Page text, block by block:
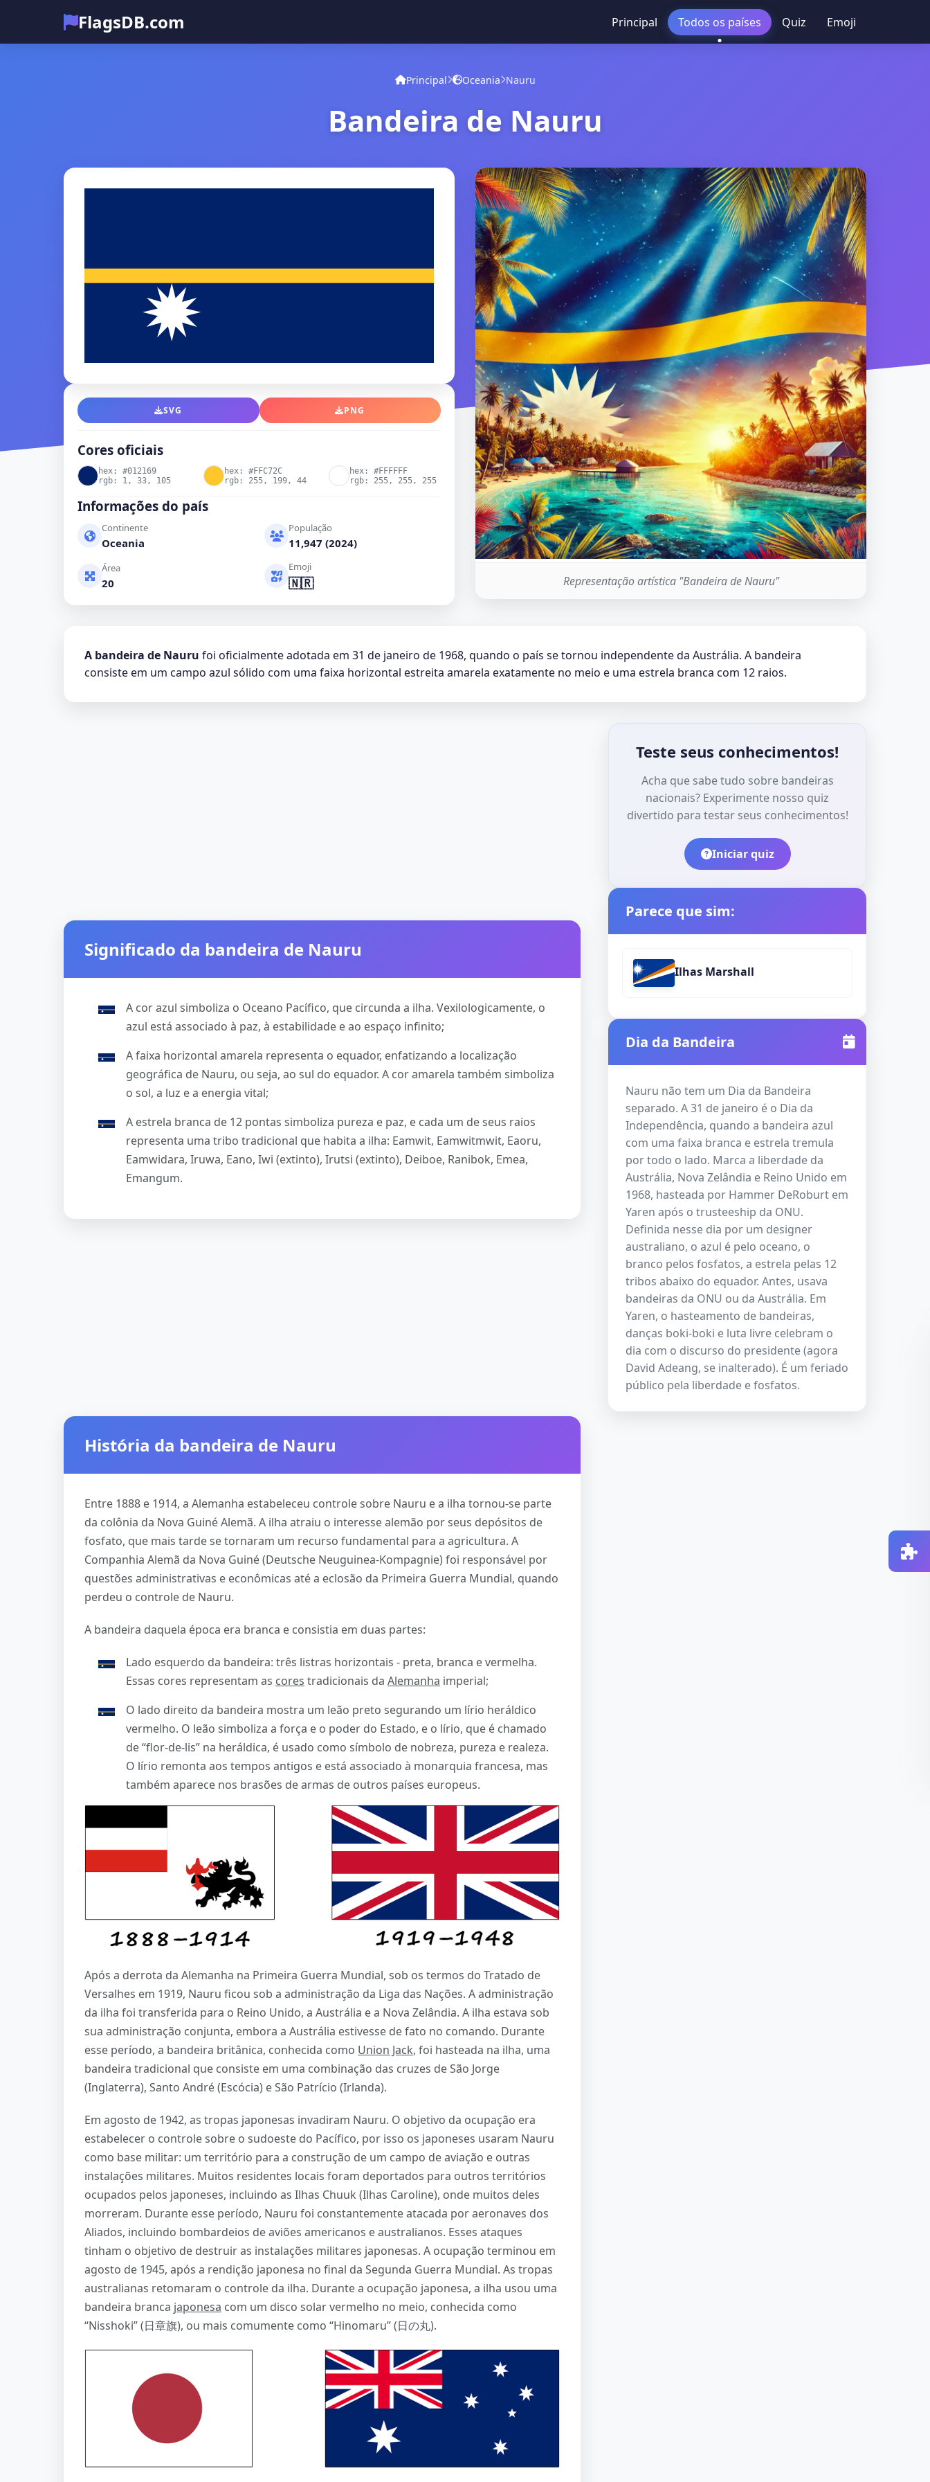
FlagsDB.com Principal Todos os países Quiz Emoji
Principal Oceania Nauru
Bandeira de Nauru
SVG PNG
Cores oficiais
hex: #012169
rgb: 1, 33, 105
hex: #FFC72C
rgb: 255, 199, 44
hex: #FFFFFF
rgb: 255, 255, 255
Informações do país
Continente
Oceania
População
11,947 (2024)
Área
20
Emoji
🇳🇷 Representação artística "Bandeira de Nauru"
A bandeira de Nauru foi oficialmente adotada em 31 de janeiro de 1968, quando o país se tornou independente da Austrália. A bandeira
consiste em um campo azul sólido com uma faixa horizontal estreita amarela exatamente no meio e uma estrela branca com 12 raios.
Significado da bandeira de Nauru
A cor azul simboliza o Oceano Pacífico, que circunda a ilha. Vexilologicamente, o
azul está associado à paz, à estabilidade e ao espaço infinito;
A faixa horizontal amarela representa o equador, enfatizando a localização
geográfica de Nauru, ou seja, ao sul do equador. A cor amarela também simboliza
o sol, a luz e a energia vital;
A estrela branca de 12 pontas simboliza pureza e paz, e cada um de seus raios
representa uma tribo tradicional que habita a ilha: Eamwit, Eamwitmwit, Eaoru,
Eamwidara, Iruwa, Eano, Iwi (extinto), Irutsi (extinto), Deiboe, Ranibok, Emea,
Emangum.
História da bandeira de Nauru
Entre 1888 e 1914, a Alemanha estabeleceu controle sobre Nauru e a ilha tornou-se parte
da colônia da Nova Guiné Alemã. A ilha atraiu o interesse alemão por seus depósitos de
fosfato, que mais tarde se tornaram um recurso fundamental para a agricultura. A
Companhia Alemã da Nova Guiné (Deutsche Neuguinea-Kompagnie) foi responsável por
questões administrativas e econômicas até a eclosão da Primeira Guerra Mundial, quando
perdeu o controle de Nauru.
A bandeira daquela época era branca e consistia em duas partes:
Lado esquerdo da bandeira: três listras horizontais - preta, branca e vermelha.
Essas cores representam as cores tradicionais da Alemanha imperial;
O lado direito da bandeira mostra um leão preto segurando um lírio heráldico
vermelho. O leão simboliza a força e o poder do Estado, e o lírio, que é chamado
de “flor-de-lis” na heráldica, é usado como símbolo de nobreza, pureza e realeza.
O lírio remonta aos tempos antigos e está associado à monarquia francesa, mas
também aparece nos brasões de armas de outros países europeus.
Após a derrota da Alemanha na Primeira Guerra Mundial, sob os termos do Tratado de
Versalhes em 1919, Nauru ficou sob a administração da Liga das Nações. A administração
da ilha foi transferida para o Reino Unido, a Austrália e a Nova Zelândia. A ilha estava sob
sua administração conjunta, embora a Austrália estivesse de fato no comando. Durante
esse período, a bandeira britânica, conhecida como Union Jack, foi hasteada na ilha, uma
bandeira tradicional que consiste em uma combinação das cruzes de São Jorge
(Inglaterra), Santo André (Escócia) e São Patrício (Irlanda).
Em agosto de 1942, as tropas japonesas invadiram Nauru. O objetivo da ocupação era
estabelecer o controle sobre o sudoeste do Pacífico, por isso os japoneses usaram Nauru
como base militar: um território para a construção de um campo de aviação e outras
instalações militares. Muitos residentes locais foram deportados para outros territórios
ocupados pelos japoneses, incluindo as Ilhas Chuuk (Ilhas Caroline), onde muitos deles
morreram. Durante esse período, Nauru foi constantemente atacada por aeronaves dos
Aliados, incluindo bombardeios de aviões americanos e australianos. Esses ataques
tinham o objetivo de destruir as instalações militares japonesas. A ocupação terminou em
agosto de 1945, após a rendição japonesa no final da Segunda Guerra Mundial. As tropas
australianas retomaram o controle da ilha. Durante a ocupação japonesa, a ilha usou uma
bandeira branca japonesa com um disco solar vermelho no meio, conhecida como
“Nisshoki” (日章旗), ou mais comumente como “Hinomaru” (日の丸).
Teste seus conhecimentos!
Acha que sabe tudo sobre bandeiras
nacionais? Experimente nosso quiz
divertido para testar seus conhecimentos!
Iniciar quiz
Parece que sim:
Ilhas Marshall
Dia da Bandeira
Nauru não tem um Dia da Bandeira
separado. A 31 de janeiro é o Dia da
Independência, quando a bandeira azul
com uma faixa branca e estrela tremula
por todo o lado. Marca a liberdade da
Austrália, Nova Zelândia e Reino Unido em
1968, hasteada por Hammer DeRoburt em
Yaren após o trusteeship da ONU.
Definida nesse dia por um designer
australiano, o azul é pelo oceano, o
branco pelos fosfatos, a estrela pelas 12
tribos abaixo do equador. Antes, usava
bandeiras da ONU ou da Austrália. Em
Yaren, o hasteamento de bandeiras,
danças boki-boki e luta livre celebram o
dia com o discurso do presidente (agora
David Adeang, se inalterado). É um feriado
público pela liberdade e fosfatos.